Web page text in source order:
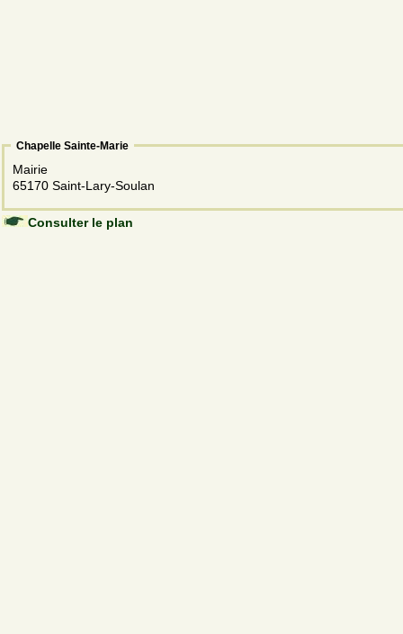
Chapelle Sainte-Marie
Mairie
65170 Saint-Lary-Soulan
Consulter le plan